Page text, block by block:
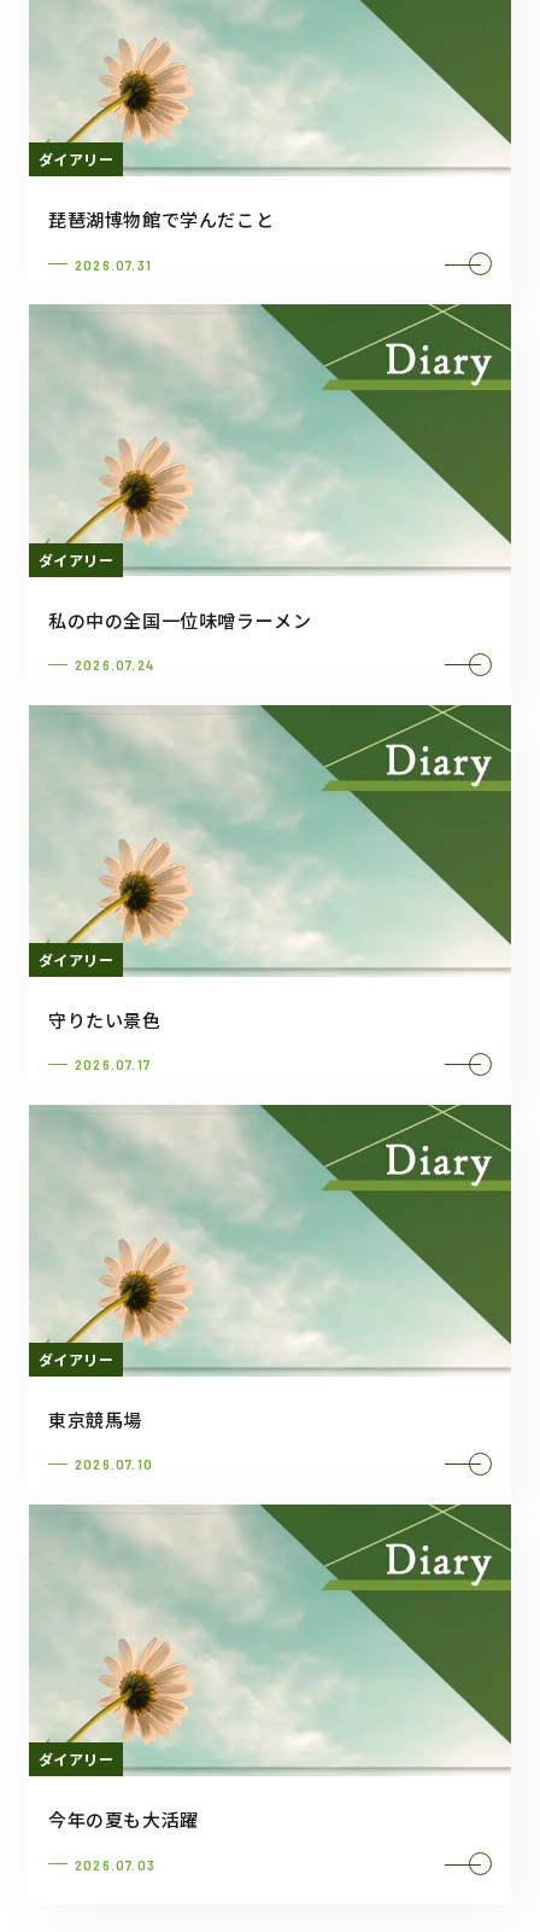
ダイアリー
琵琶湖博物館で学んだこと
2026.07.31
ダイアリー
私の中の全国一位味噌ラーメン
2026.07.24
ダイアリー
守りたい景色
2026.07.17
ダイアリー
東京競馬場
2026.07.10
ダイアリー
今年の夏も大活躍
2026.07.03